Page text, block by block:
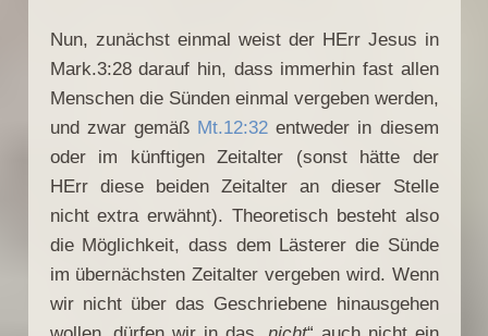
Nun, zunächst einmal weist der HErr Jesus in
Mark.3:28 darauf hin, dass immerhin fast allen
Menschen die Sünden einmal vergeben werden,
und zwar gemäß Mt.12:32 entweder in diesem
oder im künftigen Zeitalter (sonst hätte der
HErr diese beiden Zeitalter an dieser Stelle
nicht extra erwähnt). Theoretisch besteht also
die Möglichkeit, dass dem Lästerer die Sünde
im übernächsten Zeitalter vergeben wird. Wenn
wir nicht über das Geschriebene hinausgehen